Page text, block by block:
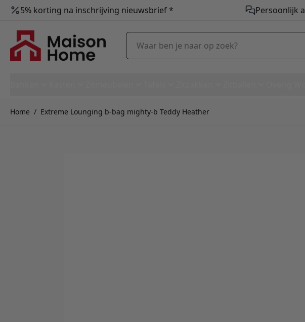
5% korting na inschrijving nieuwsbrief * Persoonlijk
Waar ben je naar op zoek?
Home / Extreme Lounging b-bag mighty-b Teddy Heather